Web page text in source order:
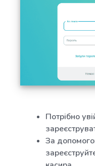
Потрібно
За